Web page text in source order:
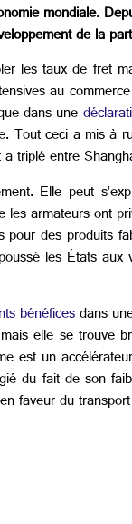
mondiale.
de la
les taux de fret
au
dans une
ceci a mis
triplé entre
Elle peut
les armateurs ont
des produits
les États
bénéficesdans
elle se trouve
est un
du fait de son
faveur du